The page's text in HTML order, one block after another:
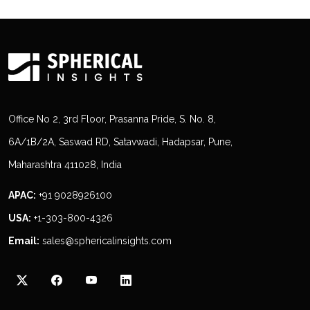
Office No 2, 3rd Floor, Prasanna Pride, S. No. 8,
6A/1B/2A, Saswad RD, Satavwadi, Hadapsar, Pune,
Maharashtra 411028, India
APAC: +91 9028926100
USA: +1-303-800-4326
Email: sales@sphericalinsights.com